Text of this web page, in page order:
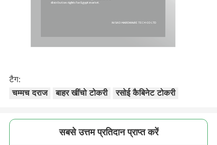
टैग:
चम्मच दराज
बाहर खींचो टोकरी रसोई कैबिनेट टोकरी
सबसे उत्तम प्रतिदान प्राप्त करें